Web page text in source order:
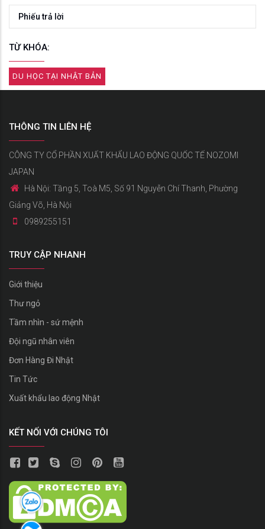
Phiếu trả lời
TỪ KHÓA:
DU HỌC TẠI NHẬT BẢN
THÔNG TIN LIÊN HỆ
CÔNG TY CỔ PHẦN XUẤT KHẨU LAO ĐỘNG QUỐC TẾ NOZOMI
JAPAN
Hà Nội: Tầng 5, Toà M5, Số 91 Nguyễn Chí Thanh, Phường
Giảng Võ, Hà Nội
0989255151
TRUY CẬP NHANH
Giới thiệu
Thư ngỏ
Tầm nhìn - sứ mệnh
Đội ngũ nhân viên
Đơn Hàng Đi Nhật
Tin Tức
Xuất khẩu lao động Nhật
KẾT NỐI VỚI CHÚNG TÔI